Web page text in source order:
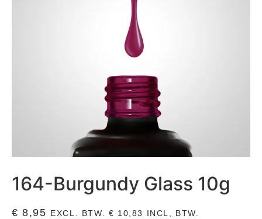
164-Burgundy Glass 10g
€ 8,95 EXCL. BTW. € 10,83 INCL, BTW.